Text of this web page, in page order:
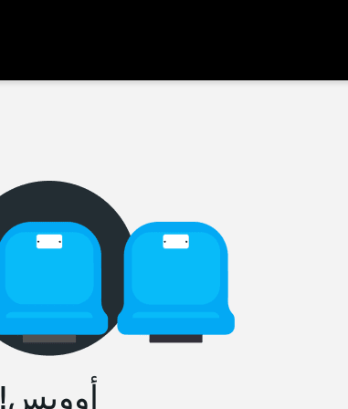
أووبس!